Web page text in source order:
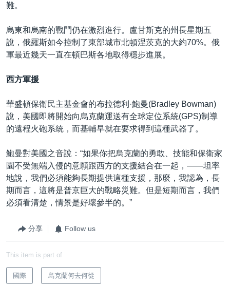
難。
烏東和烏南的戰鬥仍在激烈進行。盧甘斯克的州長星期五
說，俄羅斯如今控制了東部城市北頓涅茨克的大約70%。俄
軍最近幾天一直在頓巴斯各地取得穩步進展。
西方軍援
華盛頓保衛民主基金會的布拉德利·鮑曼(Bradley Bowman)
說，美國即將開始向烏克蘭運送有全球定位系統(GPS)制導
的遠程火砲系統，而基輔早就在要求得到這種武器了。
鮑曼對美國之音說：“如果你把烏克蘭的勇敢、技能和保衛家
園不受無端入侵的意願跟西方的支援結合在一起，——坦率
地說，我們必須能夠長期提供這種支援，那麼，我認為，長
期而言，這將是普京巨大的戰略災難。但是短期而言，我們
必須看清楚，情景是好壞參半的。”
分享 Follow us
This item is part of
國際 烏克蘭何去何從